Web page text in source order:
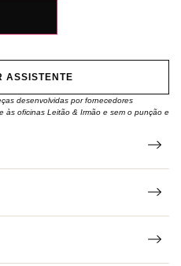
ASSISTENTE
desenvolvidas por fornecedores
às oficinas Leitão & Irmão e sem o punção e